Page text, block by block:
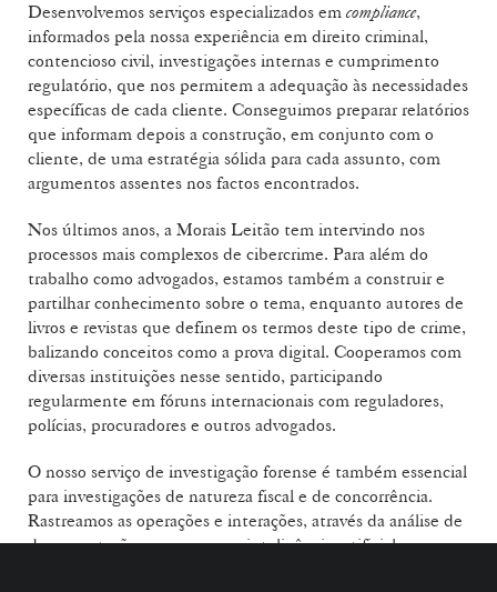
Desenvolvemos serviços especializados emcompliance,
informados pela nossa experiência em direito criminal,
contencioso civil, investigações internas e cumprimento
regulatório, que nos permitem a adequação às necessidades
específicas de cada cliente. Conseguimos preparar relatórios
que informam depois a construção, em conjunto com o
cliente, de uma estratégia sólida para cada assunto, com
argumentos assentes nos factos encontrados.
Nos últimos anos, a Morais Leitão tem intervindo nos
processos mais complexos de cibercrime. Para além do
trabalho como advogados, estamos também a construir e
partilhar conhecimento sobre o tema, enquanto autores de
livros e revistas que definem os termos deste tipo de crime,
balizando conceitos como a prova digital. Cooperamos com
diversas instituições nesse sentido, participando
regularmente em fóruns internacionais com reguladores,
polícias, procuradores e outros advogados.
O nosso serviço de investigação forense é também essencial
para investigações de natureza fiscal e de concorrência.
Rastreamos as operações e interações, através da análise de
documentação com recurso a inteligência artificial,